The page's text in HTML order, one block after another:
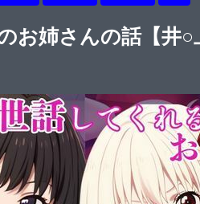
お姉さんの話【井